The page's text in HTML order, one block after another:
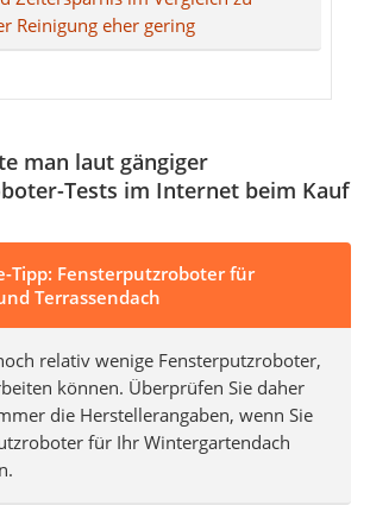
Reinigung eher gering
man laut gängiger
Tests im Internet beim Kauf
Tipp: Fensterputzroboter für
Terrassendach
relativ wenige Fensterputzroboter,
können. Überprüfen Sie daher
die Herstellerangaben, wenn Sie
für Ihr Wintergartendach